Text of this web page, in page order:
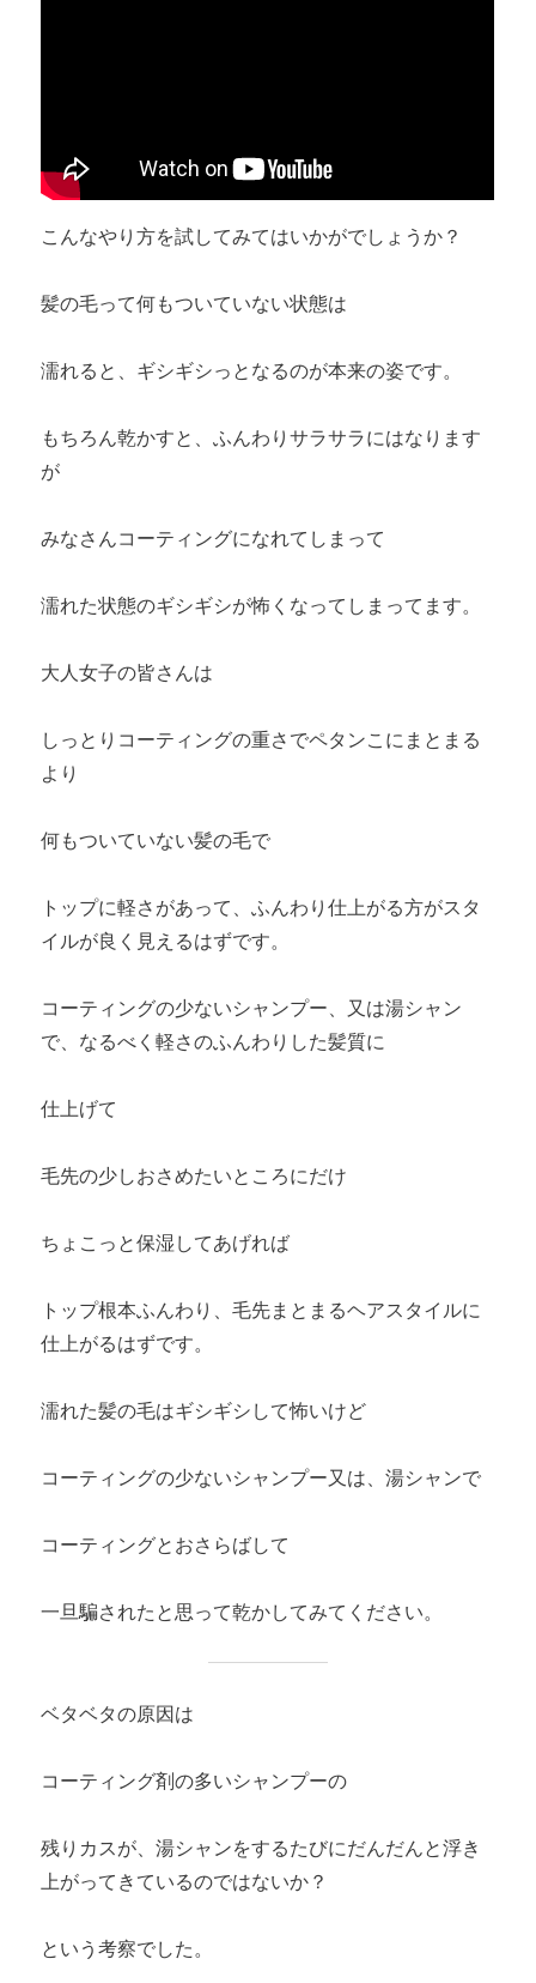
こんなやり方を試してみてはいかがでしょうか？
髪の毛って何もついていない状態は
濡れると、ギシギシっとなるのが本来の姿です。
もちろん乾かすと、ふんわりサラサラにはなります
が
みなさんコーティングになれてしまって
濡れた状態のギシギシが怖くなってしまってます。
大人女子の皆さんは
しっとりコーティングの重さでペタンこにまとまる
より
何もついていない髪の毛で
トップに軽さがあって、ふんわり仕上がる方がスタ
イルが良く見えるはずです。
コーティングの少ないシャンプー、又は湯シャン
で、なるべく軽さのふんわりした髪質に
仕上げて
毛先の少しおさめたいところにだけ
ちょこっと保湿してあげれば
トップ根本ふんわり、毛先まとまるヘアスタイルに
仕上がるはずです。
濡れた髪の毛はギシギシして怖いけど
コーティングの少ないシャンプー又は、湯シャンで
コーティングとおさらばして
一旦騙されたと思って乾かしてみてください。
ベタベタの原因は
コーティング剤の多いシャンプーの
残りカスが、湯シャンをするたびにだんだんと浮き
上がってきているのではないか？
という考察でした。